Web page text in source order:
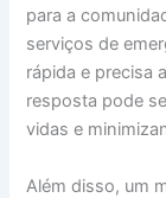
para a
serviços de
rápida e precisa
resposta pode
vidas e
Além disso, um